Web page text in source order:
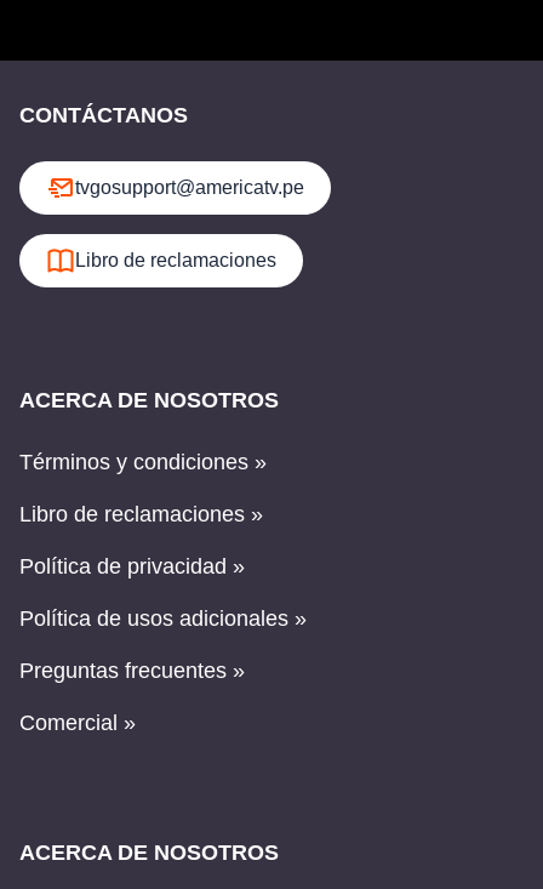
CONTÁCTANOS
tvgosupport@americatv.pe
Libro de reclamaciones
ACERCA DE NOSOTROS
Términos y condiciones »
Libro de reclamaciones »
Política de privacidad »
Política de usos adicionales »
Preguntas frecuentes »
Comercial »
ACERCA DE NOSOTROS